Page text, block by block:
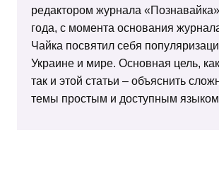
редактором журнала
года, с момента основания
Чайка посвятил себя
Украине и мире. Основная цель,
так и этой статьи – объяснить
темы простым и доступным языком